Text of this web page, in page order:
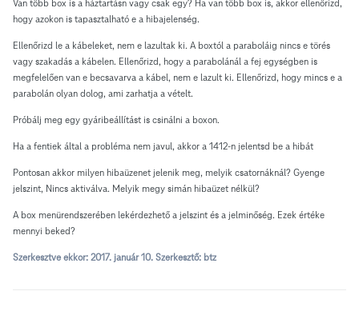
Van több box is a háztartásn vagy csak egy? Ha van több box is, akkor ellenőrizd,
hogy azokon is tapasztalható e a hibajelenség.
Ellenőrizd le a kábeleket, nem e lazultak ki. A boxtól a paraboláig nincs e törés
vagy szakadás a kábelen. Ellenőrizd, hogy a parabolánál a fej egységben is
megfelelően van e becsavarva a kábel, nem e lazult ki. Ellenőrizd, hogy mincs e a
parabolán olyan dolog, ami zarhatja a vételt.
Próbálj meg egy gyáribeállítást is csinálni a boxon.
Ha a fentiek által a probléma nem javul, akkor a 1412-n jelentsd be a hibát
Pontosan akkor milyen hibaüzenet jelenik meg, melyik csatornáknál? Gyenge
jelszint, Nincs aktiválva. Melyik megy simán hibaüzet nélkül?
A box menürendszerében lekérdezhető a jelszint és a jelminőség. Ezek értéke
mennyi beked?
Szerkesztve ekkor: 2017. január 10. Szerkesztő: btz